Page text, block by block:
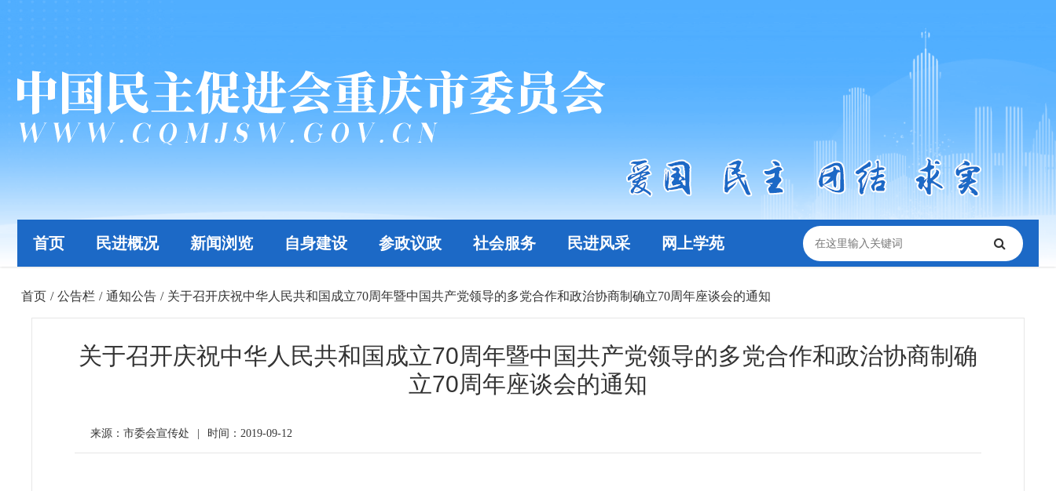
首页 民进概况 新闻浏览 自身建设 参政议政 社会服务 民进风采 网上学苑
首页 / 公告栏 / 通知公告 / 关于召开庆祝中华人民共和国成立70周年暨中国共产党领导的多党合作和政治协商制确立70周年座谈会的通知
关于召开庆祝中华人民共和国成立70周年暨中国共产党领导的多党合作和政治协商制确
立70周年座谈会的通知
来源：市委会宣传处 时间：2019-09-12